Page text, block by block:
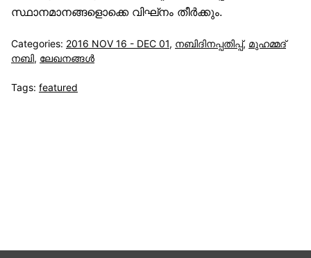
സ്ഥാനമാനങ്ങളൊക്കെ വിഘ്‌നം തീർക്കും.
Categories: 2016 NOV 16 - DEC 01, നബിദിനപ്പതിപ്പ്, മുഹമ്മദ്
നബി, ലേഖനങ്ങള്‍
Tags: featured